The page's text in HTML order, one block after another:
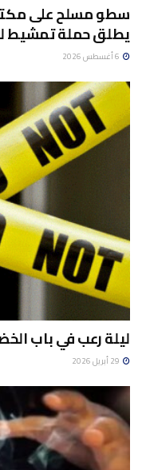
سطو مسلح على
يطلق حملة تمشيط
ليلة رعب في باب